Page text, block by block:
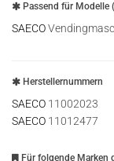
Passend für Modelle
SAECO
Herstellernummern
SAECO 11002023
SAECO 11012477
Für folgende Marken